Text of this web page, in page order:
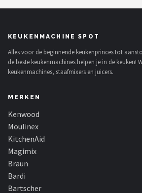
KEUKENMACHINE SPOT
Alles voor de beginnende keukenprinces tot
de beste keukenmachines helpen je in de keuken!
keukenmachines, staafmixers en juicers.
MERKEN
Kenwood
Moulinex
KitchenAid
Magimix
Braun
Bardi
Bartscher